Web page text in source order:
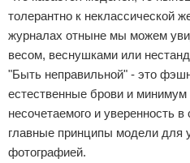
толерантно к неклассической
журналах отныне мы можем
весом, веснушками или
"Быть неправильной" - это
естественные брови и минимум
несочетаемого и уверенность
главные принципы модели
фотографией.